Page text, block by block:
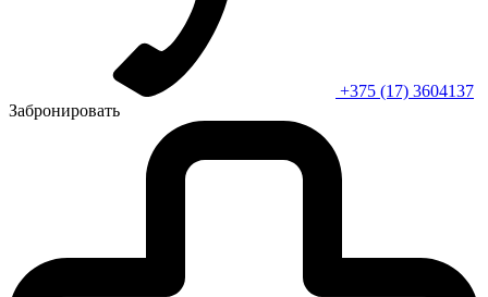
+375 (17) 3604137
Забронировать